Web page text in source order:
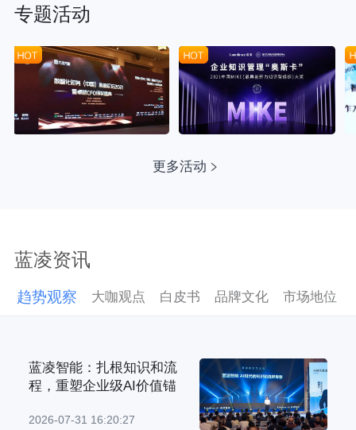
专题活动
更多活动
蓝凌资讯
趋势观察 大咖观点 白皮书 品牌文化 市场地位
蓝凌智能：扎根知识和流
程，重塑企业级AI价值锚
2026-07-31 16:20:27